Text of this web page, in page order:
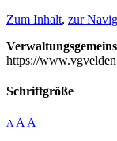
Zum Inhalt, zur
https://
Schriftgröße
A A A